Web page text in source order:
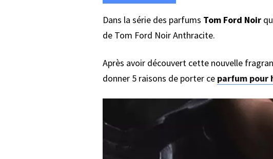
Dans la série des parfums Tom Ford Noir
de Tom Ford Noir Anthracite.
Après avoir découvert cette nouvelle
donner 5 raisons de porter ce parfum pour